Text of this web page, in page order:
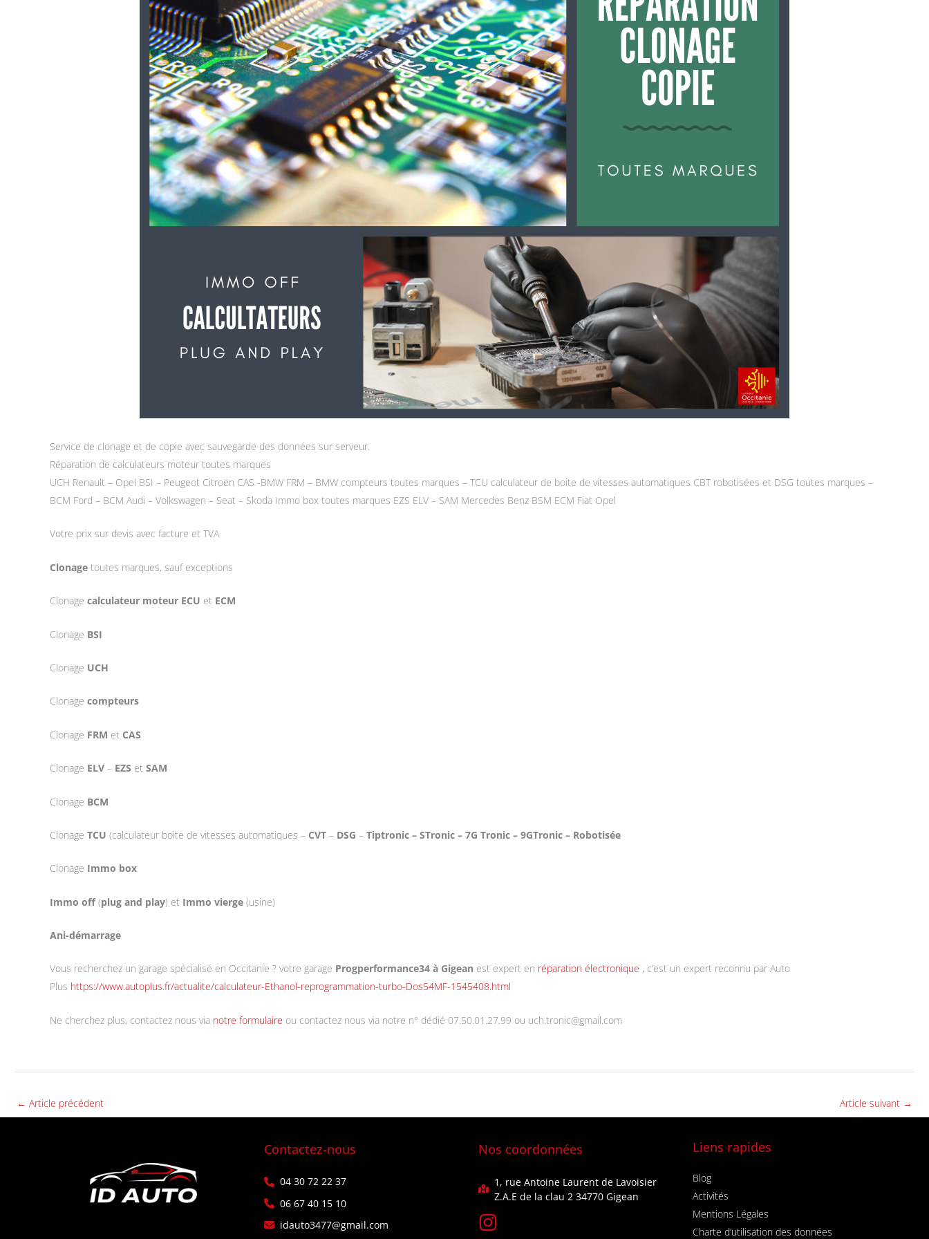
Service de clonage et de copie avec sauvegarde des données sur serveur.
Réparation de calculateurs moteur toutes marques
UCH Renault – Opel BSI – Peugeot Citroën CAS -BMW FRM – BMW compteurs toutes marques – TCU calculateur de boite de vitesses automatiques CBT robotisées et DSG toutes marques –
BCM Ford – BCM Audi – Volkswagen – Seat – Skoda Immo box toutes marques EZS ELV – SAM Mercedes Benz BSM ECM Fiat Opel
Votre prix sur devis avec facture et TVA
Clonage toutes marques, sauf exceptions
Clonage calculateur moteur ECU et ECM
Clonage BSI
Clonage UCH
Clonage compteurs
Clonage FRM et CAS
Clonage ELV – EZS et SAM
Clonage BCM
Clonage TCU (calculateur boite de vitesses automatiques – CVT – DSG – Tiptronic – STronic – 7G Tronic – 9GTronic – Robotisée
Clonage Immo box
Immo off(plug and play) et Immo vierge (usine)
Ani-démarrage
Vous recherchez un garage spécialisé en Occitanie ? votre garage Progperformance34 à Gigean est expert en réparation électronique , c’est un expert reconnu par Auto
Plus https://www.autoplus.fr/actualite/calculateur-Ethanol-reprogrammation-turbo-Dos54MF-1545408.html
Ne cherchez plus, contactez nous via notre formulaire ou contactez nous via notre n° dédié 07.50.01.27.99 ou uch.tronic@gmail.com
← Article précédent Article suivant →
Contactez-nous
04 30 72 22 37
06 67 40 15 10
idauto3477@gmail.com
Nos coordonnées
1, rue Antoine Laurent de Lavoisier
Z.A.E de la clau 2 34770 Gigean
Liens rapides
Blog
Activités
Mentions Légales
Charte d’utilisation des données